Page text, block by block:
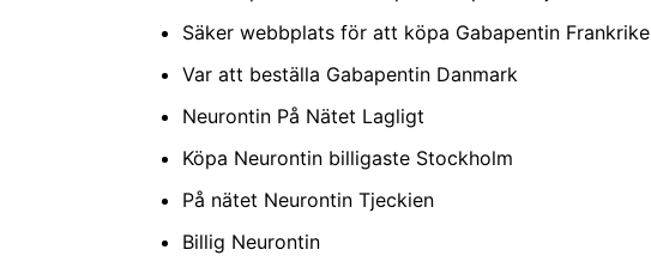
Säker webbplats för att köpa Gabapentin Frankrike
Var att beställa Gabapentin Danmark
Neurontin På Nätet Lagligt
Köpa Neurontin billigaste Stockholm
På nätet Neurontin Tjeckien
Billig Neurontin